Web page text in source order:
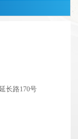
长路170号